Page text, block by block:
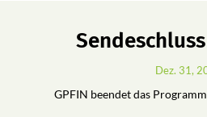
Dez. 31,
GPFIN beendet das